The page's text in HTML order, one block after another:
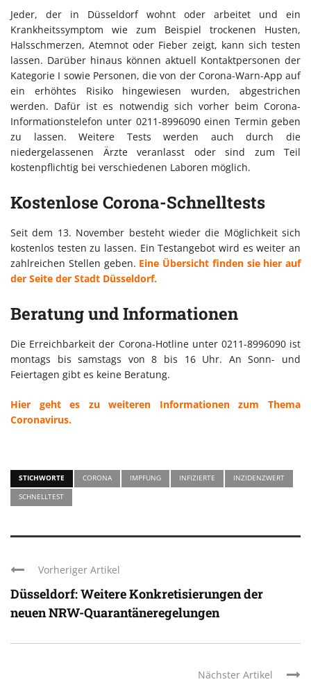
Jeder, der in Düsseldorf wohnt oder arbeitet und ein
Krankheitssymptom wie zum Beispiel trockenen Husten,
Halsschmerzen, Atemnot oder Fieber zeigt, kann sich testen
lassen. Darüber hinaus können aktuell Kontaktpersonen der
Kategorie I sowie Personen, die von der Corona-Warn-App auf
ein erhöhtes Risiko hingewiesen wurden, abgestrichen
werden. Dafür ist es notwendig sich vorher beim Corona-
Informationstelefon unter 0211-8996090 einen Termin geben
zu lassen. Weitere Tests werden auch durch die
niedergelassenen Ärzte veranlasst oder sind zum Teil
kostenpflichtig bei verschiedenen Laboren möglich.
Kostenlose Corona-Schnelltests
Seit dem 13. November besteht wieder die Möglichkeit sich
kostenlos testen zu lassen. Ein Testangebot wird es weiter an
zahlreichen Stellen geben. Eine Übersicht finden sie hier auf
der Seite der Stadt Düsseldorf.
Beratung und Informationen
Die Erreichbarkeit der Corona-Hotline unter 0211-8996090 ist
montags bis samstags von 8 bis 16 Uhr. An Sonn- und
Feiertagen gibt es keine Beratung.
Hier geht es zu weiteren Informationen zum Thema
Coronavirus.
STICHWORTE CORONA IMPFUNG INFIZIERTE
INZIDENZWERT
SCHNELLTEST
Vorheriger Artikel
Düsseldorf: Weitere Konkretisierungen der
neuen NRW-Quarantäneregelungen
Nächster Artikel